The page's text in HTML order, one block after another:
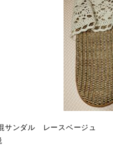
サンダル レースベージュ